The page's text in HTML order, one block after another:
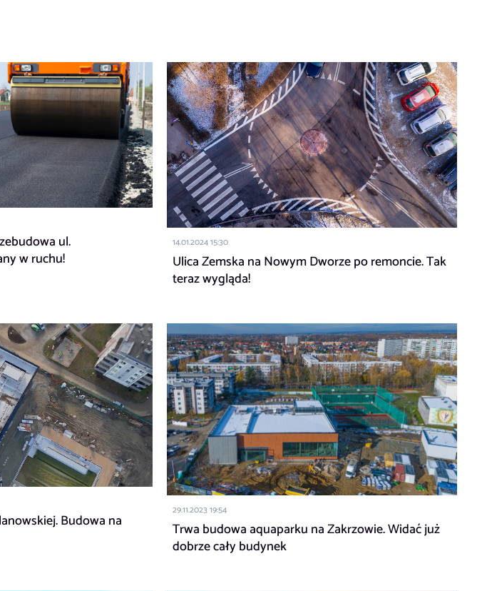
ul.
w ruchu!
14.01.2024 15:30
Ulica Zemska na Nowym Dworze po remoncie. Tak
teraz wygląda!
Budowa na
29.11.2023 19:54
Trwa budowa aquaparku na Zakrzowie. Widać już
dobrze cały budynek